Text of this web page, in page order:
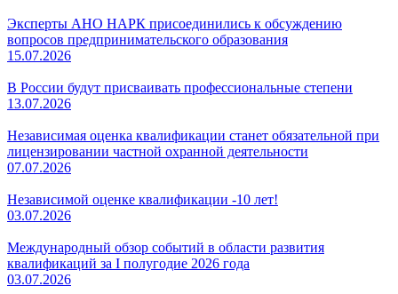
Эксперты АНО НАРК присоединились к обсуждению
вопросов предпринимательского образования
15.07.2026
В России будут присваивать профессиональные степени
13.07.2026
Независимая оценка квалификации станет обязательной при
лицензировании частной охранной деятельности
07.07.2026
Независимой оценке квалификации -10 лет!
03.07.2026
Международный обзор событий в области развития
квалификаций за I полугодие 2026 года
03.07.2026